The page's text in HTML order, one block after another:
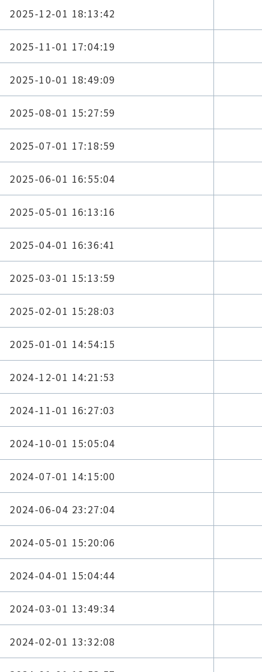
2025-12-01 18:13:42
2025-11-01 17:04:19
2025-10-01 18:49:09
2025-08-01 15:27:59
2025-07-01 17:18:59
2025-06-01 16:55:04
2025-05-01 16:13:16
2025-04-01 16:36:41
2025-03-01 15:13:59
2025-02-01 15:28:03
2025-01-01 14:54:15
2024-12-01 14:21:53
2024-11-01 16:27:03
2024-10-01 15:05:04
2024-07-01 14:15:00
2024-06-04 23:27:04
2024-05-01 15:20:06
2024-04-01 15:04:44
2024-03-01 13:49:34
2024-02-01 13:32:08